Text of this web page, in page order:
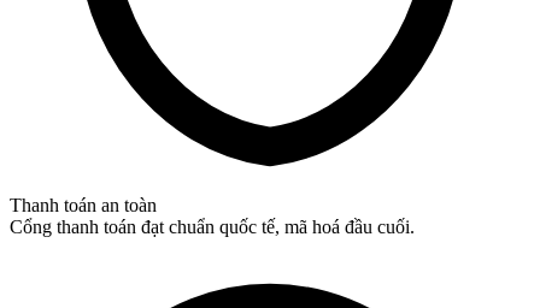
Thanh toán an toàn
Cổng thanh toán đạt chuẩn quốc tế, mã hoá đầu cuối.